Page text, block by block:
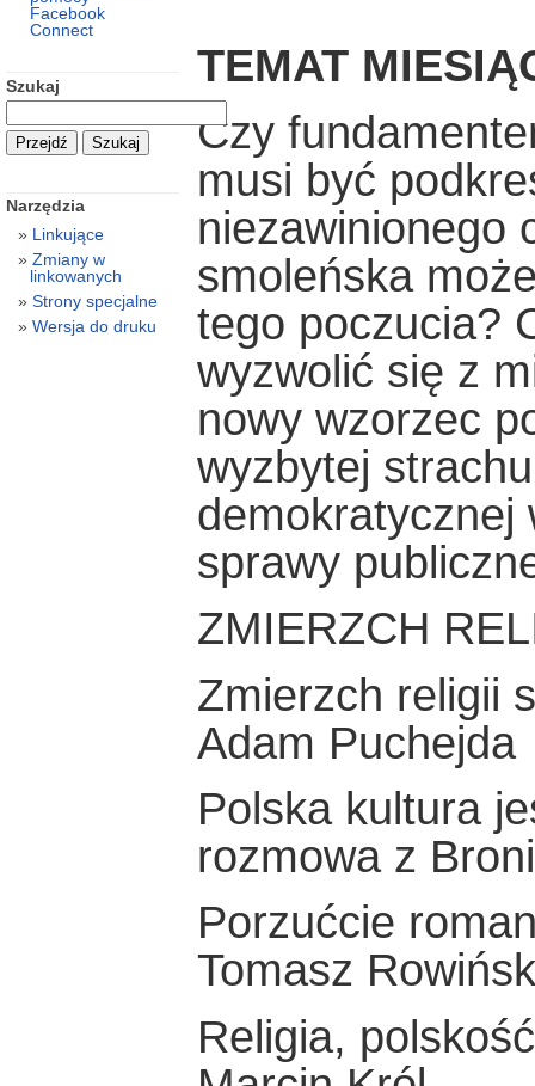
TEMAT
Czy
musi być
niezawinionego
smoleńska
tego poczucia?
wyzwolić się z
nowy wzorzec
wyzbytej
demokratycznej
sprawy
ZMIERZCH
Zmierzch religii
Adam Puchejda
Polska kultura
rozmowa z
Porzućcie
Tomasz
Religia,
Facebook
Connect
Szukaj
Narzędzia
Linkujące
Zmiany w
linkowanych
Strony specjalne
Wersja do druku